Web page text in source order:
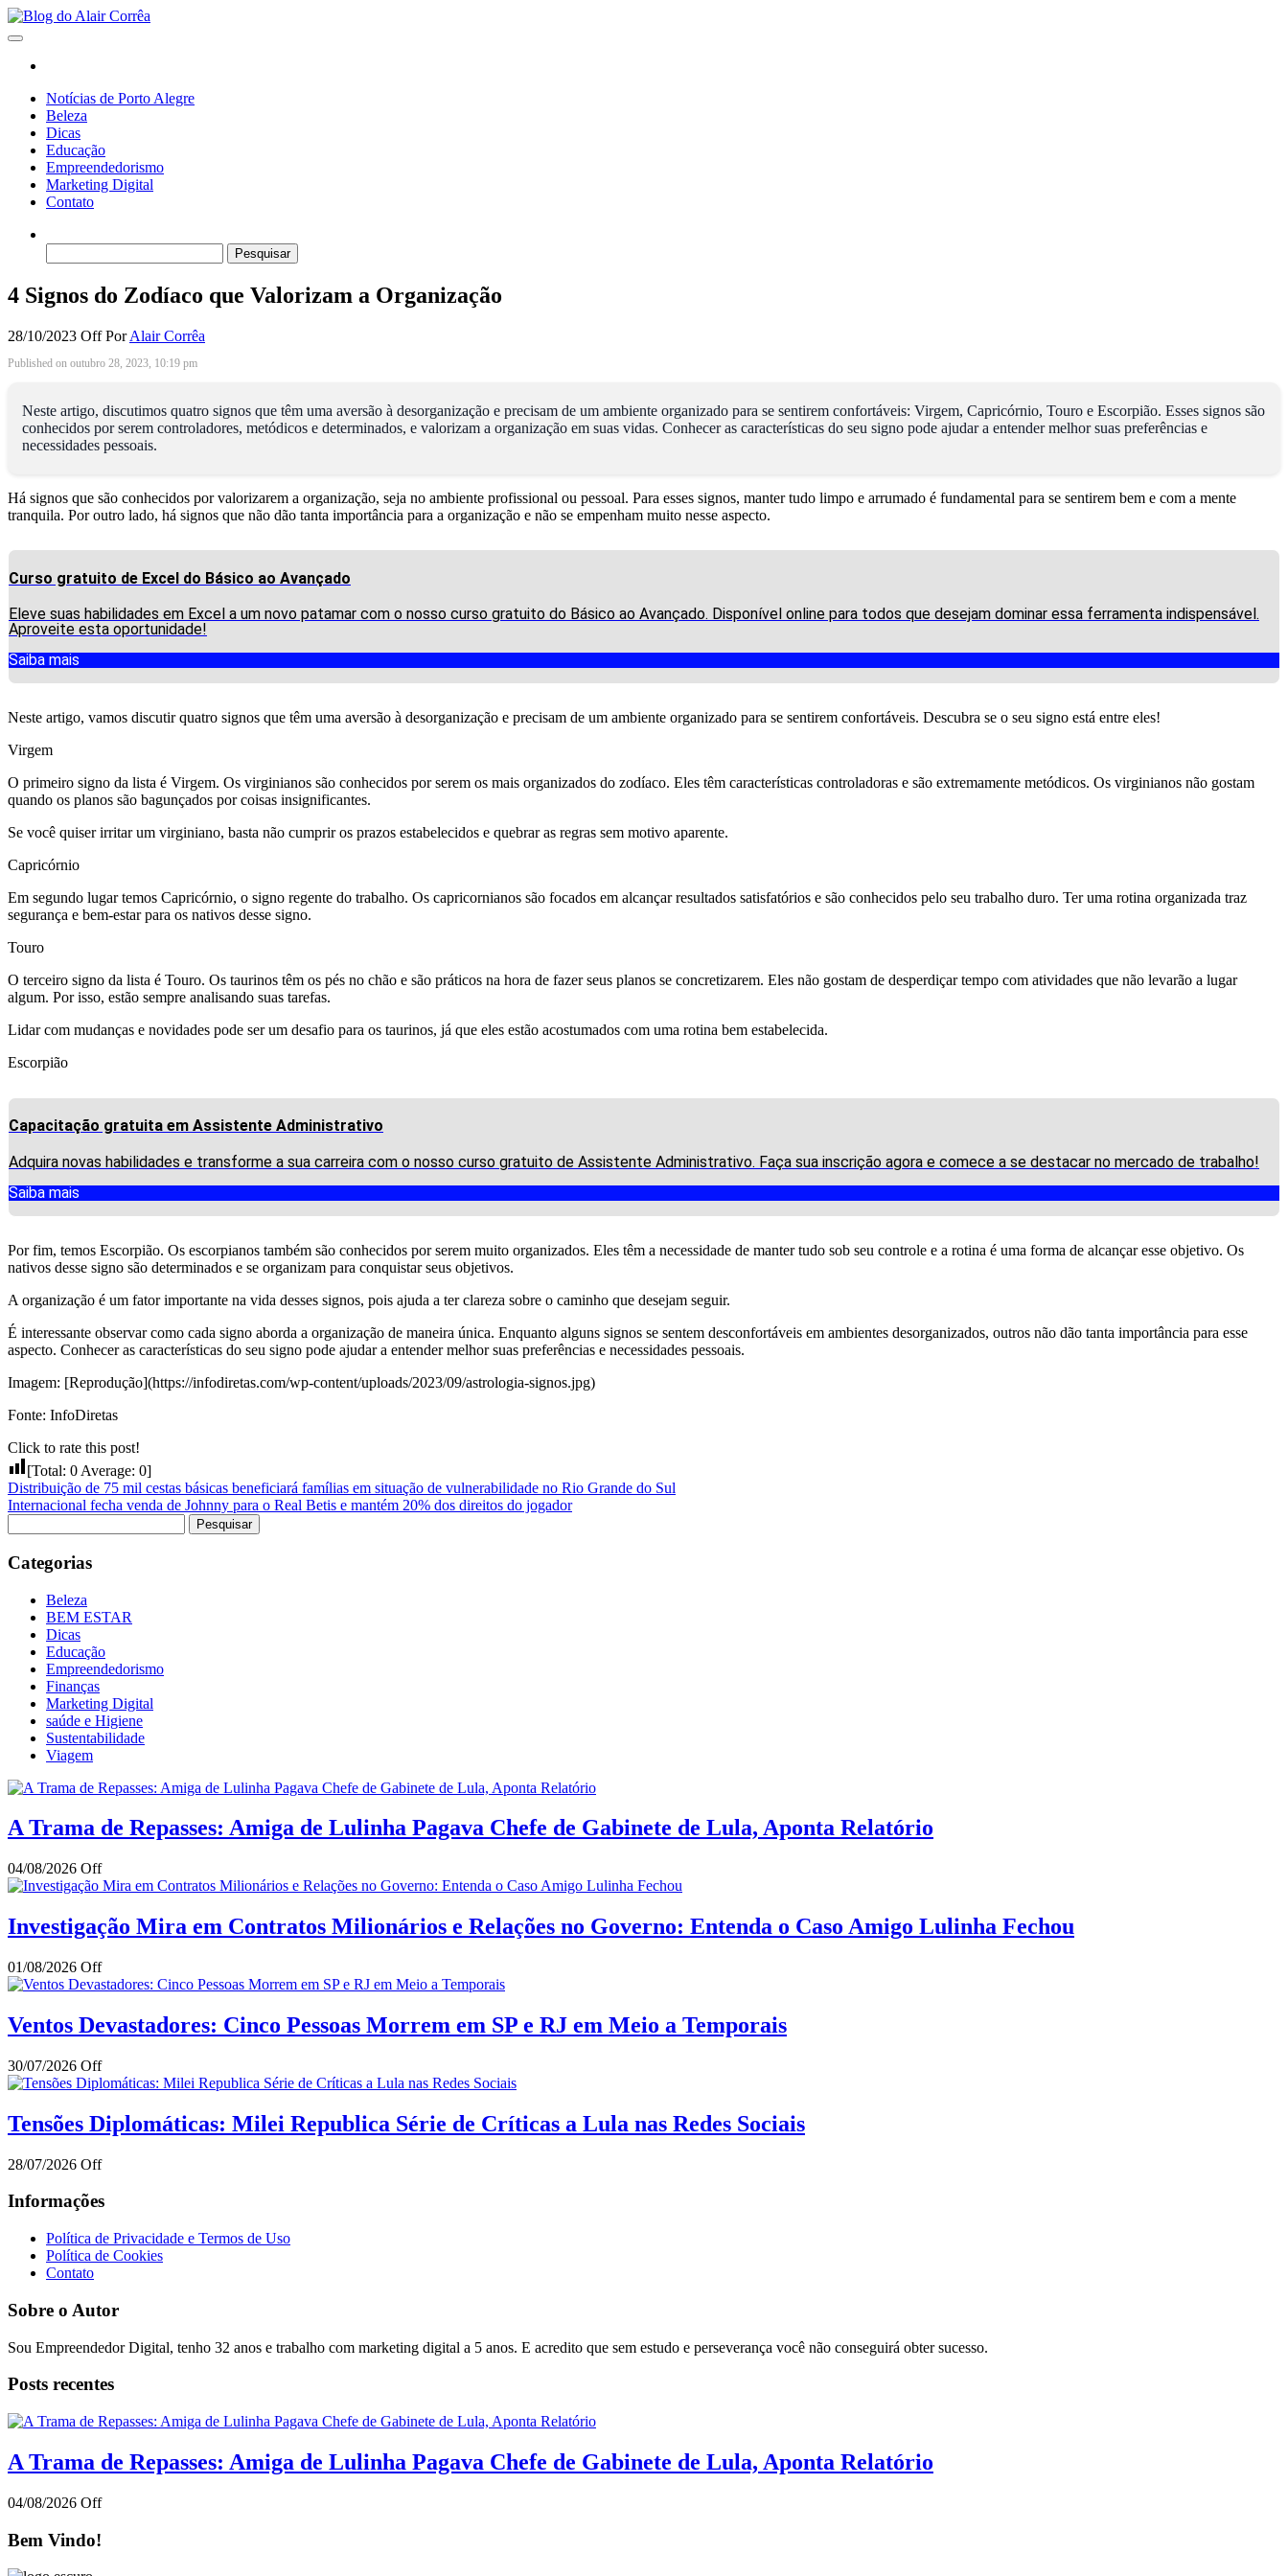
Skip
to
content
Notícias de Porto Alegre
Beleza
Dicas
Educação
Empreendedorismo
Marketing Digital
Contato
por:
4 Signos do Zodíaco que Valorizam a Organização
28/10/2023 OffPor Alair Corrêa
Published on outubro 28, 2023, 10:19 pm
Neste artigo, discutimos quatro signos que têm uma aversão à desorganização e precisam de um ambiente organizado para se sentirem confortáveis: Virgem, Capricórnio, Touro e Escorpião. Esses signos são
conhecidos por serem controladores, metódicos e determinados, e valorizam a organização em suas vidas. Conhecer as características do seu signo pode ajudar a entender melhor suas preferências e
necessidades pessoais.
Há signos que são conhecidos por valorizarem a organização, seja no ambiente profissional ou pessoal. Para esses signos, manter tudo limpo e arrumado é fundamental para se sentirem bem e com a mente
tranquila. Por outro lado, há signos que não dão tanta importância para a organização e não se empenham muito nesse aspecto.
Curso gratuito de Excel do Básico ao Avançado
Eleve suas habilidades em Excel a um novo patamar com o nosso curso gratuito do Básico ao Avançado. Disponível online para todos que desejam dominar essa ferramenta indispensável.
Aproveite esta oportunidade!
Saiba mais
Neste artigo, vamos discutir quatro signos que têm uma aversão à desorganização e precisam de um ambiente organizado para se sentirem confortáveis. Descubra se o seu signo está entre eles!
Virgem
O primeiro signo da lista é Virgem. Os virginianos são conhecidos por serem os mais organizados do zodíaco. Eles têm características controladoras e são extremamente metódicos. Os virginianos não gostam
quando os planos são bagunçados por coisas insignificantes.
Se você quiser irritar um virginiano, basta não cumprir os prazos estabelecidos e quebrar as regras sem motivo aparente.
Capricórnio
Em segundo lugar temos Capricórnio, o signo regente do trabalho. Os capricornianos são focados em alcançar resultados satisfatórios e são conhecidos pelo seu trabalho duro. Ter uma rotina organizada traz
segurança e bem-estar para os nativos desse signo.
Touro
O terceiro signo da lista é Touro. Os taurinos têm os pés no chão e são práticos na hora de fazer seus planos se concretizarem. Eles não gostam de desperdiçar tempo com atividades que não levarão a lugar
algum. Por isso, estão sempre analisando suas tarefas.
Lidar com mudanças e novidades pode ser um desafio para os taurinos, já que eles estão acostumados com uma rotina bem estabelecida.
Escorpião
Capacitação gratuita em Assistente Administrativo
Adquira novas habilidades e transforme a sua carreira com o nosso curso gratuito de Assistente Administrativo. Faça sua inscrição agora e comece a se destacar no mercado de trabalho!
Saiba mais
Por fim, temos Escorpião. Os escorpianos também são conhecidos por serem muito organizados. Eles têm a necessidade de manter tudo sob seu controle e a rotina é uma forma de alcançar esse objetivo. Os
nativos desse signo são determinados e se organizam para conquistar seus objetivos.
A organização é um fator importante na vida desses signos, pois ajuda a ter clareza sobre o caminho que desejam seguir.
É interessante observar como cada signo aborda a organização de maneira única. Enquanto alguns signos se sentem desconfortáveis em ambientes desorganizados, outros não dão tanta importância para esse
aspecto. Conhecer as características do seu signo pode ajudar a entender melhor suas preferências e necessidades pessoais.
Imagem: [Reprodução](https://infodiretas.com/wp-content/uploads/2023/09/astrologia-signos.jpg)
Fonte: InfoDiretas
Click to rate this post!
[Total: 0 Average: 0]
Distribuição de 75 mil cestas básicas beneficiará famílias em situação de vulnerabilidade no Rio Grande do Sul
Internacional fecha venda de Johnny para o Real Betis e mantém 20% dos direitos do jogador
por:
Categorias
Beleza
BEM ESTAR
Dicas
Educação
Empreendedorismo
Finanças
Marketing Digital
saúde e Higiene
Sustentabilidade
Viagem
A Trama de Repasses: Amiga de Lulinha Pagava Chefe de Gabinete de Lula, Aponta Relatório
04/08/2026 Off
Investigação Mira em Contratos Milionários e Relações no Governo: Entenda o Caso Amigo Lulinha Fechou
01/08/2026 Off
Ventos Devastadores: Cinco Pessoas Morrem em SP e RJ em Meio a Temporais
30/07/2026 Off
Tensões Diplomáticas: Milei Republica Série de Críticas a Lula nas Redes Sociais
28/07/2026 Off
Informações
Política de Privacidade e Termos de Uso
Política de Cookies
Contato
Sobre o Autor
Sou Empreendedor Digital, tenho 32 anos e trabalho com marketing digital a 5 anos. E acredito que sem estudo e perseverança você não conseguirá obter sucesso.
Posts recentes
A Trama de Repasses: Amiga de Lulinha Pagava Chefe de Gabinete de Lula, Aponta Relatório
04/08/2026 Off
Bem Vindo!